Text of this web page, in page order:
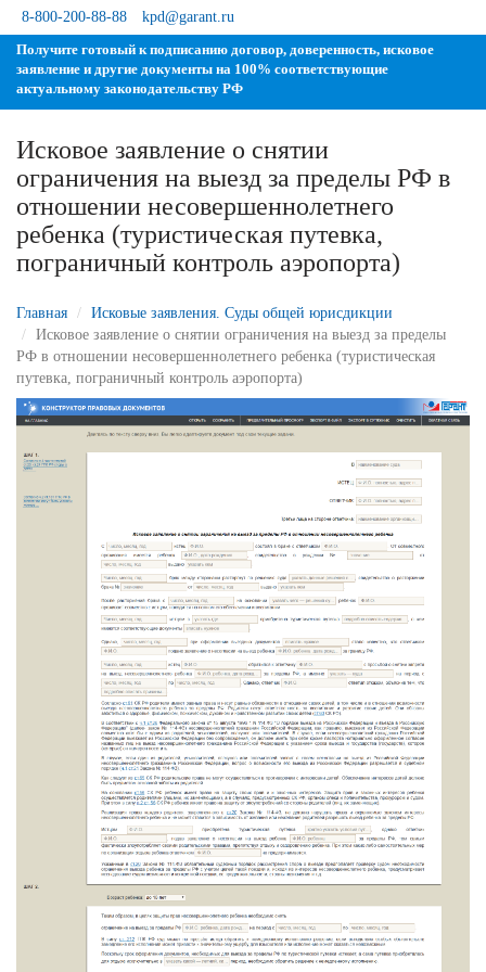
8-800-200-88-88
kpd@garant.ru
Получите готовый к подписанию договор, доверенность, исковое
заявление и другие документы на 100% соответствующие
актуальному законодательству РФ
Исковое заявление о снятии
ограничения на выезд за пределы РФ
отношении несовершеннолетнего
ребенка (туристическая путевка,
пограничный контроль аэропорта)
Главная
Исковые заявления. Суды общей юрисдикции
Исковое заявление о снятии ограничения на выезд за пределы
РФ в отношении несовершеннолетнего ребенка (туристическая
путевка, пограничный контроль аэропорта)